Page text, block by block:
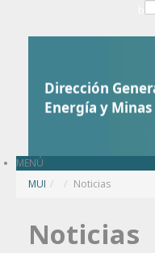
MENÚ
MUI / Noticias
Noticias